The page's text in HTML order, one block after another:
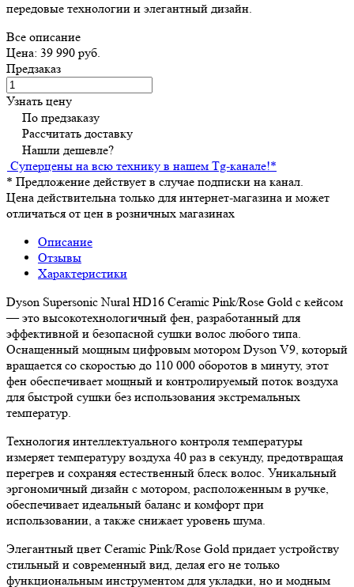
передовые технологии и элегантный дизайн.
Все описание
Цена: 39 990 руб.
Предзаказ
Узнать цену
По предзаказу
Рассчитать доставку
Нашли дешевле?
Суперцены на всю технику в нашем Tg-канале!*
* Предложение действует в случае подписки на канал.
Цена действительна только для интернет-магазина и может
отличаться от цен в розничных магазинах
Описание
Отзывы
Характеристики
Dyson Supersonic Nural HD16 Ceramic Pink/Rose Gold с кейсом
— это высокотехнологичный фен, разработанный для
эффективной и безопасной сушки волос любого типа.
Оснащенный мощным цифровым мотором Dyson V9, который
вращается со скоростью до 110 000 оборотов в минуту, этот
фен обеспечивает мощный и контролируемый поток воздуха
для быстрой сушки без использования экстремальных
температур.
Технология интеллектуального контроля температуры
измеряет температуру воздуха 40 раз в секунду, предотвращая
перегрев и сохраняя естественный блеск волос. Уникальный
эргономичный дизайн с мотором, расположенным в ручке,
обеспечивает идеальный баланс и комфорт при
использовании, а также снижает уровень шума.
Элегантный цвет Ceramic Pink/Rose Gold придает устройству
стильный и современный вид, делая его не только
функциональным инструментом для укладки, но и модным